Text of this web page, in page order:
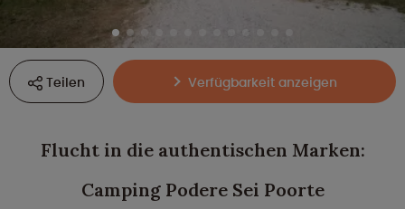
Teilen Verfügbarkeit anzeigen
Flucht in die authentischen Marken:
Camping Podere Sei Poorte